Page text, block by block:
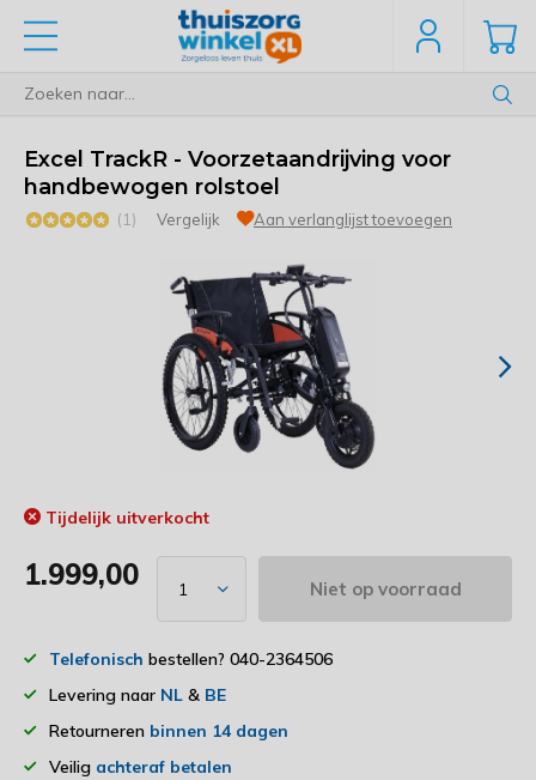
Excel TrackR - Voorzetaandrijving voor
handbewogen rolstoel
(1) Vergelijk Aan verlanglijst toevoegen
Tijdelijk uitverkocht
1.999,00 Niet op voorraad
Telefonisch bestellen? 040-2364506
Levering naar NL & BE
Retourneren binnen 14 dagen
Veilig achteraf betalen